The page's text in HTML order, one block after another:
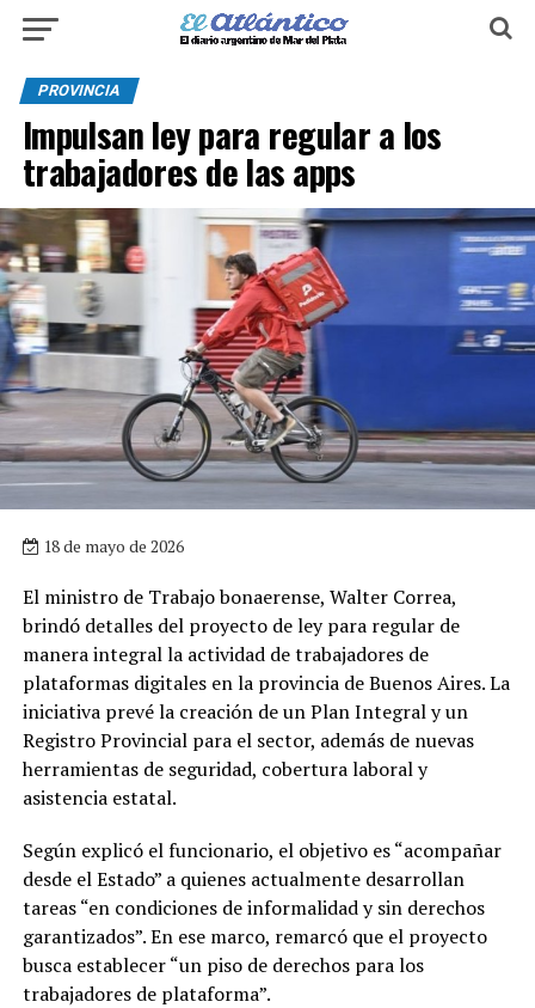
PROVINCIA
Impulsan ley para regular a los
trabajadores de las apps
18 de mayo de 2026
El ministro de Trabajo bonaerense, Walter Correa,
brindó detalles del proyecto de ley para regular de
manera integral la actividad de trabajadores de
plataformas digitales en la provincia de Buenos Aires. La
iniciativa prevé la creación de un Plan Integral y un
Registro Provincial para el sector, además de nuevas
herramientas de seguridad, cobertura laboral y
asistencia estatal.
Según explicó el funcionario, el objetivo es “acompañar
desde el Estado” a quienes actualmente desarrollan
tareas “en condiciones de informalidad y sin derechos
garantizados”. En ese marco, remarcó que el proyecto
busca establecer “un piso de derechos para los
trabajadores de plataforma”.